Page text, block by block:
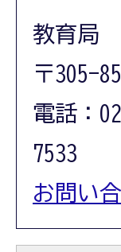
教育局
〒305-
電話：
7533
お問い